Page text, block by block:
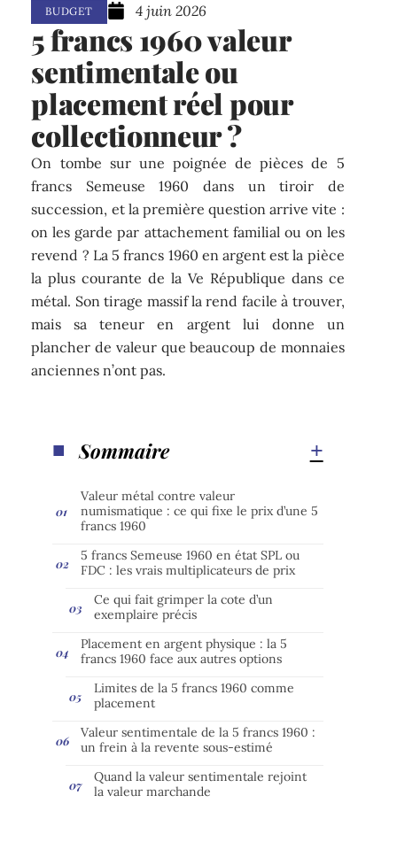
BUDGET 4 juin 2026
5 francs 1960 valeur
sentimentale ou
placement réel pour
collectionneur ?
On tombe sur une poignée de pièces de 5
francs Semeuse 1960 dans un tiroir de
succession, et la première question arrive vite :
on les garde par attachement familial ou on les
revend ? La 5 francs 1960 en argent est la pièce
la plus courante de la Ve République dans ce
métal. Son tirage massif la rend facile à trouver,
mais sa teneur en argent lui donne un
plancher de valeur que beaucoup de monnaies
anciennes n’ont pas.
Sommaire
Valeur métal contre valeur
numismatique : ce qui fixe le prix d’une 5
francs 1960
5 francs Semeuse 1960 en état SPL ou
FDC : les vrais multiplicateurs de prix
Ce qui fait grimper la cote d’un
exemplaire précis
Placement en argent physique : la 5
francs 1960 face aux autres options
Limites de la 5 francs 1960 comme
placement
Valeur sentimentale de la 5 francs 1960 :
un frein à la revente sous-estimé
Quand la valeur sentimentale rejoint
la valeur marchande